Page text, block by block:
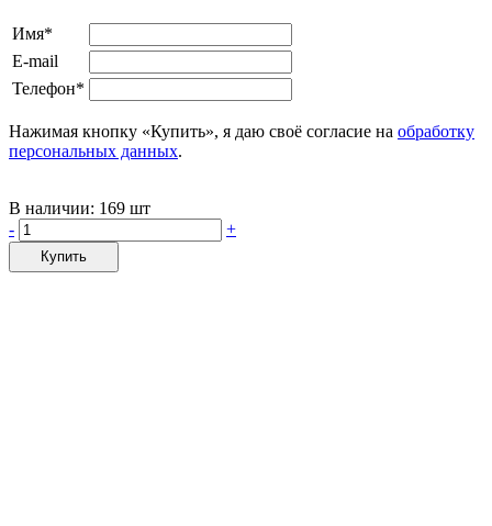
Имя*
E-mail
Телефон*
Нажимая кнопку «Купить», я даю своё согласие на обработку
персональных данных.
В наличии: 169 шт
-
+
Купить